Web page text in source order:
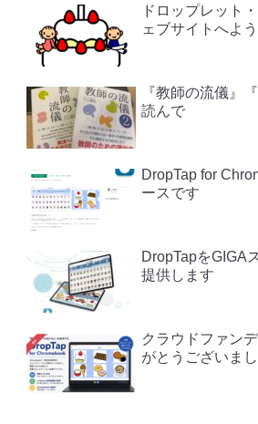
ドロップレット
ェブサイトへよ
『教師の流儀』
読んで
DropTap for
ースです
DropTapをGIGA
提供します
クラウドファン
がとうございまし